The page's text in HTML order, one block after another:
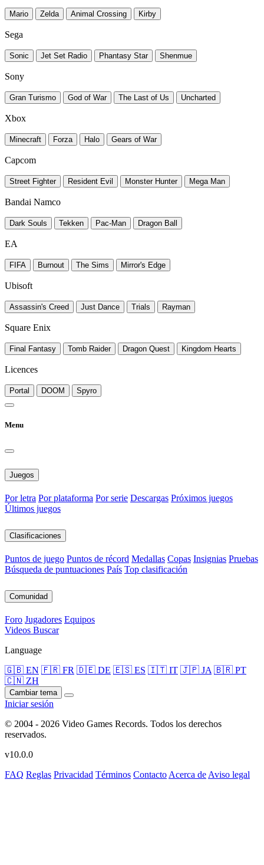
Mario Zelda Animal Crossing Kirby
Sega
Sonic Jet Set Radio Phantasy Star Shenmue
Sony
Gran Turismo God of War The Last of Us Uncharted
Xbox
Minecraft Forza Halo Gears of War
Capcom
Street Fighter Resident Evil Monster Hunter Mega Man
Bandai Namco
Dark Souls Tekken Pac-Man Dragon Ball
EA
FIFA Burnout The Sims Mirror's Edge
Ubisoft
Assassin's Creed Just Dance Trials Rayman
Square Enix
Final Fantasy Tomb Raider Dragon Quest Kingdom Hearts
Licences
Portal DOOM Spyro
Menu
Juegos
Por letra Por plataforma Por serie Descargas Próximos juegos
Últimos juegos
Clasificaciones
Puntos de juego Puntos de récord Medallas Copas Insignias Pruebas
Búsqueda de puntuaciones País Top clasificación
Comunidad
Foro Jugadores Equipos
Videos Buscar
Language
🇬🇧 EN 🇫🇷 FR 🇩🇪 DE 🇪🇸 ES 🇮🇹 IT 🇯🇵 JA 🇧🇷 PT
🇨🇳 ZH
Cambiar tema
Iniciar sesión
© 2004 - 2026 Video Games Records. Todos los derechos
reservados.
v10.0.0
FAQ Reglas Privacidad Términos Contacto Acerca de Aviso legal